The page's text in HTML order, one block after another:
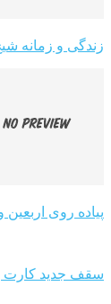
زندگی و زمانه
پیاده روی
سقف جدید کارت